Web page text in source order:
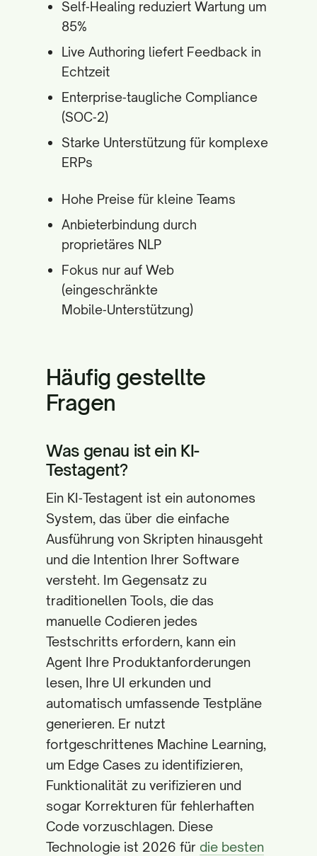
Self‑Healing reduziert Wartung um
85%
Live Authoring liefert Feedback in
Echtzeit
Enterprise‑taugliche Compliance
(SOC‑2)
Starke Unterstützung für komplexe
ERPs
Hohe Preise für kleine Teams
Anbieterbindung durch
proprietäres NLP
Fokus nur auf Web
(eingeschränkte
Mobile‑Unterstützung)
Häufig gestellte
Fragen
Was genau ist ein KI-
Testagent?
Ein KI‑Testagent ist ein autonomes
System, das über die einfache
Ausführung von Skripten hinausgeht
und die Intention Ihrer Software
versteht. Im Gegensatz zu
traditionellen Tools, die das
manuelle Codieren jedes
Testschritts erfordern, kann ein
Agent Ihre Produktanforderungen
lesen, Ihre UI erkunden und
automatisch umfassende Testpläne
generieren. Er nutzt
fortgeschrittenes Machine Learning,
um Edge Cases zu identifizieren,
Funktionalität zu verifizieren und
sogar Korrekturen für fehlerhaften
Code vorzuschlagen. Diese
Technologie ist 2026 für die besten